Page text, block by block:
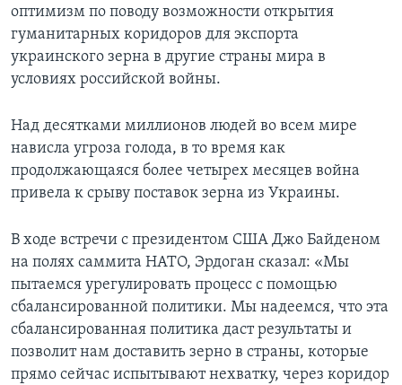
оптимизм по поводу возможности открытия
гуманитарных коридоров для экспорта
украинского зерна в другие страны мира в
условиях российской войны.
Над десятками миллионов людей во всем мире
нависла угроза голода, в то время как
продолжающаяся более четырех месяцев война
привела к срыву поставок зерна из Украины.
В ходе встречи с президентом США Джо Байденом
на полях саммита НАТО, Эрдоган сказал: «Мы
пытаемся урегулировать процесс с помощью
сбалансированной политики. Мы надеемся, что эта
сбалансированная политика даст результаты и
позволит нам доставить зерно в страны, которые
прямо сейчас испытывают нехватку, через коридор